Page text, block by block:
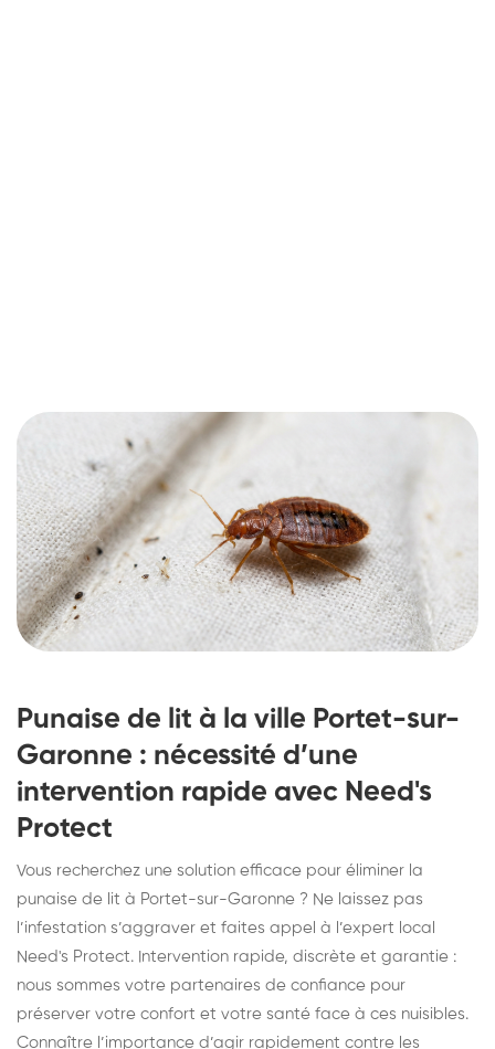
Punaise de lit à la ville Portet-sur-
Garonne : nécessité d’une
intervention rapide avec Need's
Protect
Vous recherchez une solution efficace pour éliminer la
punaise de lit à Portet-sur-Garonne ? Ne laissez pas
l’infestation s’aggraver et faites appel à l’expert local
Need's Protect. Intervention rapide, discrète et garantie :
nous sommes votre partenaires de confiance pour
préserver votre confort et votre santé face à ces nuisibles.
Connaître l’importance d’agir rapidement contre les